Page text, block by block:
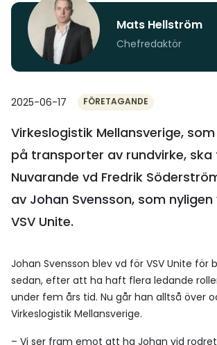
Mats Hellström
Chefredaktör
2025-06-17 FÖRETAGANDE
Virkeslogistik Mellansverige,
på transporter av rundvirke, ska
Nuvarande vd Fredrik
av Johan Svensson, som
VSV Unite.
Johan Svensson blev vd för VSV Unite för
sedan, efter att ha haft flera ledande
under fem års tid. Nu går han alltså över
Virkeslogistik Mellansverige.
­– Vi ser fram emot att ha Johan vid